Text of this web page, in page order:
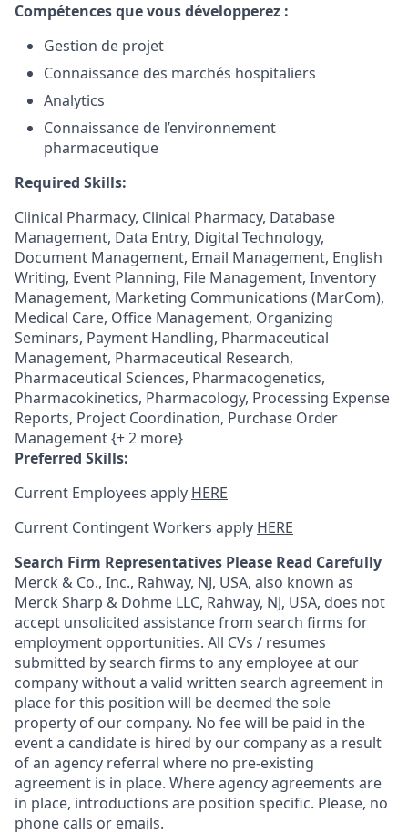
Compétences que vous développerez :
Gestion de projet
Connaissance des marchés hospitaliers
Analytics
Connaissance de l’environnement
pharmaceutique
Required Skills:
Clinical Pharmacy, Clinical Pharmacy, Database
Management, Data Entry, Digital Technology,
Document Management, Email Management, English
Writing, Event Planning, File Management, Inventory
Management, Marketing Communications (MarCom),
Medical Care, Office Management, Organizing
Seminars, Payment Handling, Pharmaceutical
Management, Pharmaceutical Research,
Pharmaceutical Sciences, Pharmacogenetics,
Pharmacokinetics, Pharmacology, Processing Expense
Reports, Project Coordination, Purchase Order
Management {+ 2 more}
Preferred Skills:
Current Employees apply HERE
Current Contingent Workers apply HERE
Search Firm Representatives Please Read Carefully
Merck & Co., Inc., Rahway, NJ, USA, also known as
Merck Sharp & Dohme LLC, Rahway, NJ, USA, does not
accept unsolicited assistance from search firms for
employment opportunities. All CVs / resumes
submitted by search firms to any employee at our
company without a valid written search agreement in
place for this position will be deemed the sole
property of our company. No fee will be paid in the
event a candidate is hired by our company as a result
of an agency referral where no pre-existing
agreement is in place. Where agency agreements are
in place, introductions are position specific. Please, no
phone calls or emails.